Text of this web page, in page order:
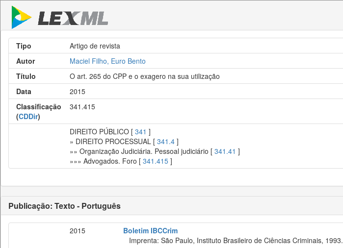
Tipo
Artigo de revista
Autor
Maciel Filho, Euro Bento
Título
O art. 265 do CPP e o exagero na sua utilização
Data
2015
Classificação
(CDDir)
341.415
DIREITO PÚBLICO [ 341 ]
» DIREITO PROCESSUAL [ 341.4 ]
»» Organização Judiciária. Pessoal judiciário [ 341.41 ]
»»» Advogados. Foro [ 341.415 ]
Publicação: Texto - Português
2015
Boletim IBCCrim
Imprenta: São Paulo, Instituto Brasileiro de Ciências Criminais, 1993.